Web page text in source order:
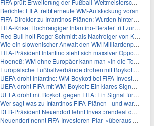
FIFA prüft Erweiterung der Fußball-Weltmeisterschaft auf 64 Teams
Berichte: FIFA treibt erneute WM-Aufstockung voran
FIFA-Direktor zu Infantinos Plänen: Wurden hintergangen
FIFA-Krise: Hochrangiger Infantino-Berater tritt zurück
Red Bull holt Roger Schmidt als Nachfolger von Klopp
Wie ein slowenischer Anwalt den WM-Milliardenplan torpediert
FIFA-Präsident Infantino sieht sich massiver Opposition gegenüber
Hoeneß: WM ohne Europäer kann man «in die Tonne treten»
Europäische Fußballverbände drohen mit Boykott gegen FIFA-Pläne
UEFA droht Infantino: WM-Boykott bei FIFA-Investorendeal
UEFA droht FIFA mit WM-Boykott: Ein klares Signal gegen Investorendeal
UEFA droht mit Boykott gegen FIFA: Ein Signal für Investoren
Wer sagt was zu Infantinos FIFA-Plänen - und warum?
DFB-Präsident Neuendorf lehnt Investorendeal der FIFA ab
Neuendorf nennt FIFA-Investoren-Plan «überaus problematisch»